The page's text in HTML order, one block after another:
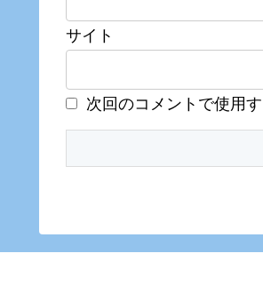
サイト
次回のコメントで使用